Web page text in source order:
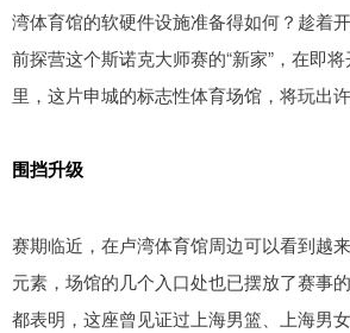
湾体育馆的软硬件设施准备得如何？趁着
前探营这个斯诺克大师赛的“新家”，在即
里，这片申城的标志性体育场馆，将玩出许
围挡升级
赛期临近，在卢湾体育馆周边可以看到越
元素，场馆的几个入口处也已摆放了赛事
都表明，这座曾见证过上海男篮、上海男